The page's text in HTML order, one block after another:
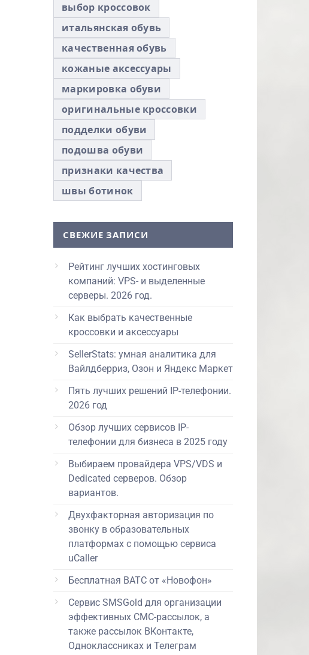
выбор кроссовок
итальянская обувь
качественная обувь
кожаные аксессуары
маркировка обуви
оригинальные кроссовки
подделки обуви
подошва обуви
признаки качества
швы ботинок
СВЕЖИЕ ЗАПИСИ
Рейтинг лучших хостинговых
компаний: VPS- и выделенные
серверы. 2026 год.
Как выбрать качественные
кроссовки и аксессуары
SellerStats: умная аналитика для
Вайлдберриз, Озон и Яндекс Маркет
Пять лучших решений IP-телефонии.
2026 год
Обзор лучших сервисов IP-
телефонии для бизнеса в 2025 году
Выбираем провайдера VPS/VDS и
Dedicated серверов. Обзор
вариантов.
Двухфакторная авторизация по
звонку в образовательных
платформах с помощью сервиса
uCaller
Бесплатная ВАТС от «Новофон»
Сервис SMSGold для организации
эффективных СМС-рассылок, а
также рассылок ВКонтакте,
Одноклассниках и Телеграм